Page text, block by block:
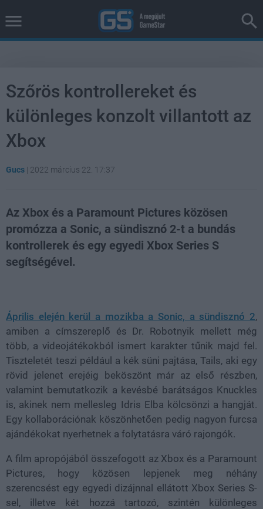
Szőrös kontrollereket és
különleges konzolt villantott az
Xbox
Gucs | 2022 március 22. 17:37
Az Xbox és a Paramount Pictures közösen
promózza a Sonic, a sündisznó 2-t a bundás
kontrollerek és egy egyedi Xbox Series S
segítségével.
Április elején kerül a mozikba a Sonic, a sündisznó 2,
amiben a címszereplő és Dr. Robotnyik mellett még
több, a videojátékokból ismert karakter tűnik majd fel.
Tiszteletét teszi például a kék süni pajtása, Tails, aki egy
rövid jelenet erejéig beköszönt már az első részben,
valamint bemutatkozik a kevésbé barátságos Knuckles
is, akinek nem mellesleg Idris Elba kölcsönzi a hangját.
Egy kollaborációnak köszönhetően pedig nagyon furcsa
ajándékokat nyerhetnek a folytatásra váró rajongók.
A film apropójából összefogott az Xbox és a Paramount
Pictures, hogy közösen lepjenek meg néhány
szerencsést egy egyedi dizájnnal ellátott Xbox Series S-
sel, illetve két hozzá tartozó, szintén különleges